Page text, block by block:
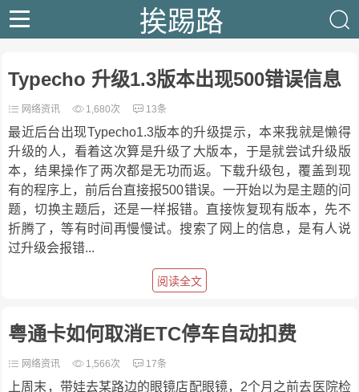
挨踢路
Typecho 升级1.3版本出现500错误信息
网络资讯 1,680次 13条
最近后台出现Typecho1.3版本的升级提示，本来我就是懒得
升级的人，看着这次算是升级了大版本，于是就尝试升级版
本，结果操作了两次都是无功而返。下载升级包，覆盖到现
有的程序上，前后台直接报500错误。一开始以为是主题的问
题，切换主题后，还是一样报错。直接恢复现有版本，先不
折腾了，等有时间再慢慢试。搜索了网上的信息，是有人说
过升级会报错...
阅读全文
粤通卡如何取消ETC停车自动扣费
网络资讯 1,566次 17条
上周末，带娃去某路边的眼镜店配眼镜，2个月之前去医院检